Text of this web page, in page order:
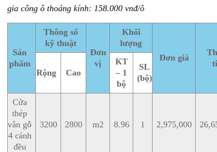
gia công ô thoáng kính: 158.000 vnđ/ô
Sản
phẩm
Thông số
kỹ thuật
Đơn
vị
Khối
lượng
Đơn giá
Rộng
Cao
KT
– 1
bộ
SL
(bộ)
Cửa
thép
vân gỗ
4 cánh
đều
3200 2800 m2 8.96 1 2,975,000